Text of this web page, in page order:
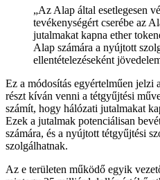
„Az Alap által esetlegesen
tevékenységért cserébe az
jutalmakat kapna ether
Alap számára a nyújtott
ellentételezéseként
Ez a módosítás egyértelműen jelzi
részt kíván venni a tétgyűjtési
számít, hogy hálózati jutalmakat
Ezek a jutalmak potenciálisan
számára, és a nyújtott tétgyűjtési
szolgálhatnak.
Az e területen működő egyik